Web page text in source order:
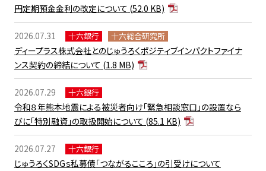
円定期預金金利の改定について (52.0 KB)
2026.07.31 十六銀行 十六総合研究所
ディープラス株式会社とのじゅうろくポジティブインパクトファイナ
ンス契約の締結について (1.8 MB)
2026.07.29 十六銀行
令和８年熊本地震による被災者向け「緊急相談窓口」の設置なら
びに「特別融資」の取扱開始について (85.1 KB)
2026.07.27 十六銀行
じゅうろくSDGｓ私募債「つながるこころ」の引受けについて